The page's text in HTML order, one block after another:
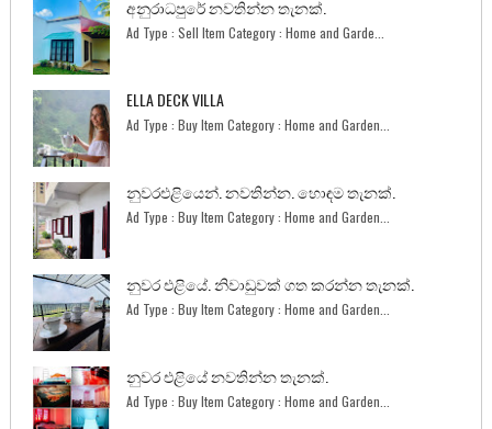
අනුරාධපුරේ නවතින්න තැනක්.
Ad Type : Sell Item Category : Home and Garde...
ELLA DECK VILLA
Ad Type : Buy Item Category : Home and Garden...
නුවරඑළියෙන්. නවතින්න. හොඳම තැනක්.
Ad Type : Buy Item Category : Home and Garden...
නුවර එළියේ. නිවාඩුවක් ගත කරන්න තැනක්.
Ad Type : Buy Item Category : Home and Garden...
නුවර එළියේ නවතින්න තැනක්.
Ad Type : Buy Item Category : Home and Garden...